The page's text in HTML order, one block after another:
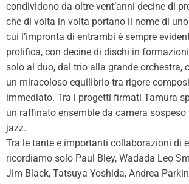
condividono da oltre vent’anni decine di
che di volta in volta portano il nome di uno
cui l’impronta di entrambi è sempre
prolifica, con decine di dischi in
solo al duo, dal trio alla grande orchestra,
un miracoloso equilibrio tra rigore
immediato. Tra i progetti firmati Tamura
un raffinato ensemble da camera
jazz.
Tra le tante e importanti collaborazioni di
ricordiamo solo Paul Bley, Wadada Leo
Jim Black, Tatsuya Yoshida, Andrea